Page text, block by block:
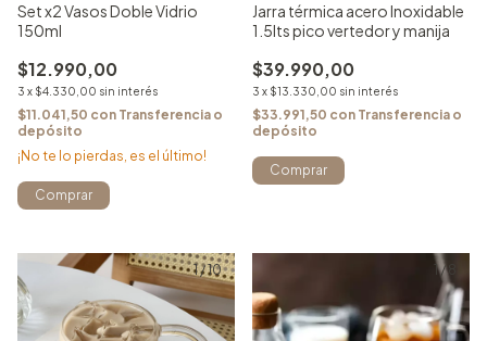
Set x2 Vasos Doble Vidrio
150ml
$12.990,00
3 x $4.330,00 sin interés
$11.041,50 con Transferencia o
depósito
¡No te lo pierdas, es el último!
Jarra térmica acero Inoxidable
1.5lts pico vertedor y manija
$39.990,00
3 x $13.330,00 sin interés
$33.991,50 con Transferencia o
depósito
1/10 1/8